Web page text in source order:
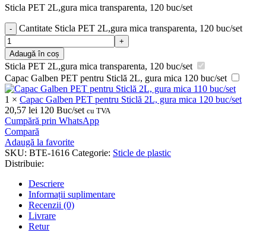
Sticla PET 2L,gura mica transparenta, 120 buc/set
Cantitate Sticla PET 2L,gura mica transparenta, 120 buc/set
Adaugă în coș
Sticla PET 2L,gura mica transparenta, 120 buc/set
Capac Galben PET pentru Sticlă 2L, gura mica 120 buc/set
1 × Capac Galben PET pentru Sticlă 2L, gura mica 120 buc/set
20,57 lei 120 Buc/set cu TVA
Cumpără prin WhatsApp
Compară
Adaugă la favorite
SKU: BTE-1616 Categorie: Sticle de plastic
Distribuie:
Descriere
Informații suplimentare
Recenzii (0)
Livrare
Retur